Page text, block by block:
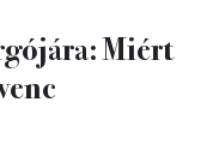
Miért